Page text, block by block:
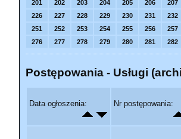
201
202 203 204 205 206 207
226
227 228 229 230 231 232
251
252 253 254 255 256 257
276
277 278 279 280 281 282
Postępowania - Usługi
Data ogłoszenia: Nr postępowania: